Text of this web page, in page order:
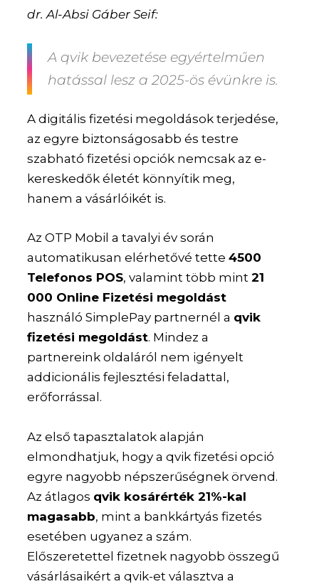
dr. Al-Absi Gáber Seif:
A qvik bevezetése egyértelműen
hatással lesz a 2025-ös évünkre is.
A digitális fizetési megoldások terjedése,
az egyre biztonságosabb és testre
szabható fizetési opciók nemcsak az e-
kereskedők életét könnyítik meg,
hanem a vásárlóikét is.
Az OTP Mobil a tavalyi év során
automatikusan elérhetővé tette4500
Telefonos POS, valamint több mint21
000 Online Fizetési megoldást
használó SimplePay partnernél a qvik
fizetési megoldást. Mindez a
partnereink oldaláról nem igényelt
addicionális fejlesztési feladattal,
erőforrással.
Az első tapasztalatok alapján
elmondhatjuk, hogy a qvik fizetési opció
egyre nagyobb népszerűségnek örvend.
Az átlagos qvik kosárérték 21%-kal
magasabb, mint a bankkártyás fizetés
esetében ugyanez a szám.
Előszeretettel fizetnek nagyobb összegű
vásárlásaikért a qvik-et választva a